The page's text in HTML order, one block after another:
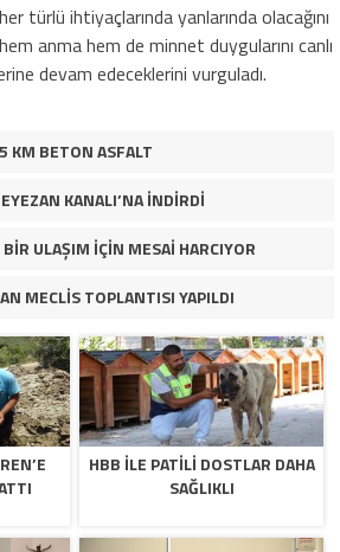
türlü ihtiyaçlarında yanlarında olacağını
anma hem de minnet duygularını canlı
devam edeceklerini vurguladı.
KM BETON ASFALT
KANALI’NA İNDİRDİ
ULAŞIM İÇİN MESAİ HARCIYOR
MECLİS TOPLANTISI YAPILDI
HBB İLE PATİLİ DOSTLAR DAHA
SAĞLIKLI